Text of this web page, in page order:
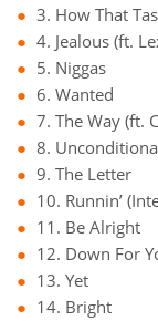
3. How That
4. Jealous (ft.
5. Niggas
6. Wanted
7. The Way (ft.
8.
9. The Letter
10. Runnin’
11. Be Alright
12. Down For
13. Yet
14. Bright